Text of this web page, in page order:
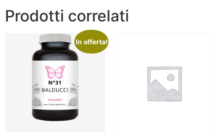
Prodotti correlati
In offerta!